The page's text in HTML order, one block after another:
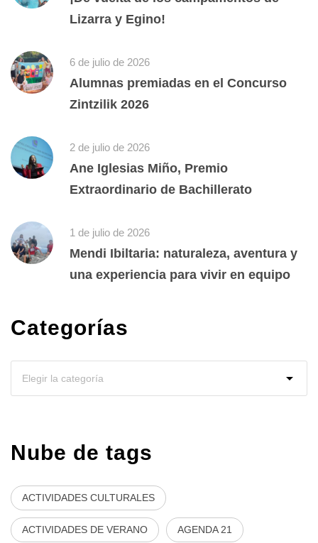
Lizarra y Egino!
6 de julio de 2026
Alumnas premiadas en el Concurso
Zintzilik 2026
2 de julio de 2026
Ane Iglesias Miño, Premio
Extraordinario de Bachillerato
1 de julio de 2026
Mendi Ibiltaria: naturaleza, aventura y
una experiencia para vivir en equipo
Categorías
Nube de tags
ACTIVIDADES CULTURALES
ACTIVIDADES DE VERANO AGENDA 21